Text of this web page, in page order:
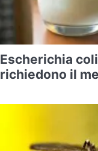
Escherichia
richiedono il